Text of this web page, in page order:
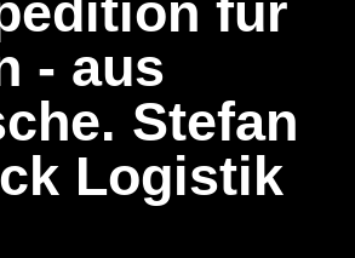
für
- aus
Stefan
Logistik